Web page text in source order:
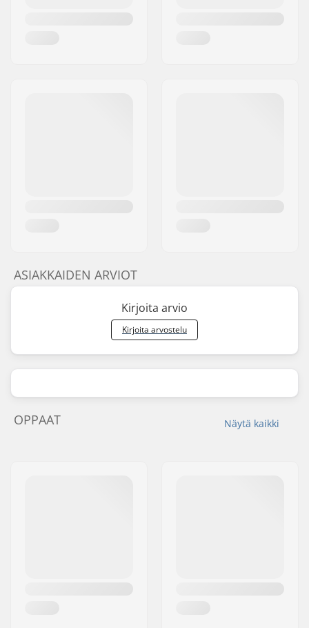
ASIAKKAIDEN ARVIOT
Kirjoita arvio
Kirjoita arvostelu
Näytä kaikki
OPPAAT